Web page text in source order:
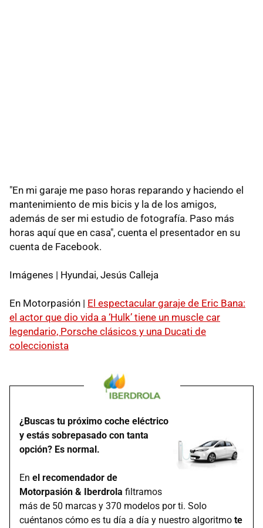
"En mi garaje me paso horas reparando y haciendo el
mantenimiento de mis bicis y la de los amigos,
además de ser mi estudio de fotografía. Paso más
horas aquí que en casa", cuenta el presentador en su
cuenta de Facebook.
Imágenes | Hyundai, Jesús Calleja
En Motorpasión | El espectacular garaje de Eric Bana:
el actor que dio vida a ‘Hulk’ tiene un muscle car
legendario, Porsche clásicos y una Ducati de
coleccionista
¿Buscas tu próximo coche eléctrico
y estás sobrepasado con tanta
opción? Es normal.
En el recomendador de
Motorpasión & Iberdrola filtramos
más de 50 marcas y 370 modelos por ti. Solo
cuéntanos cómo es tu día a día y nuestro algoritmo te